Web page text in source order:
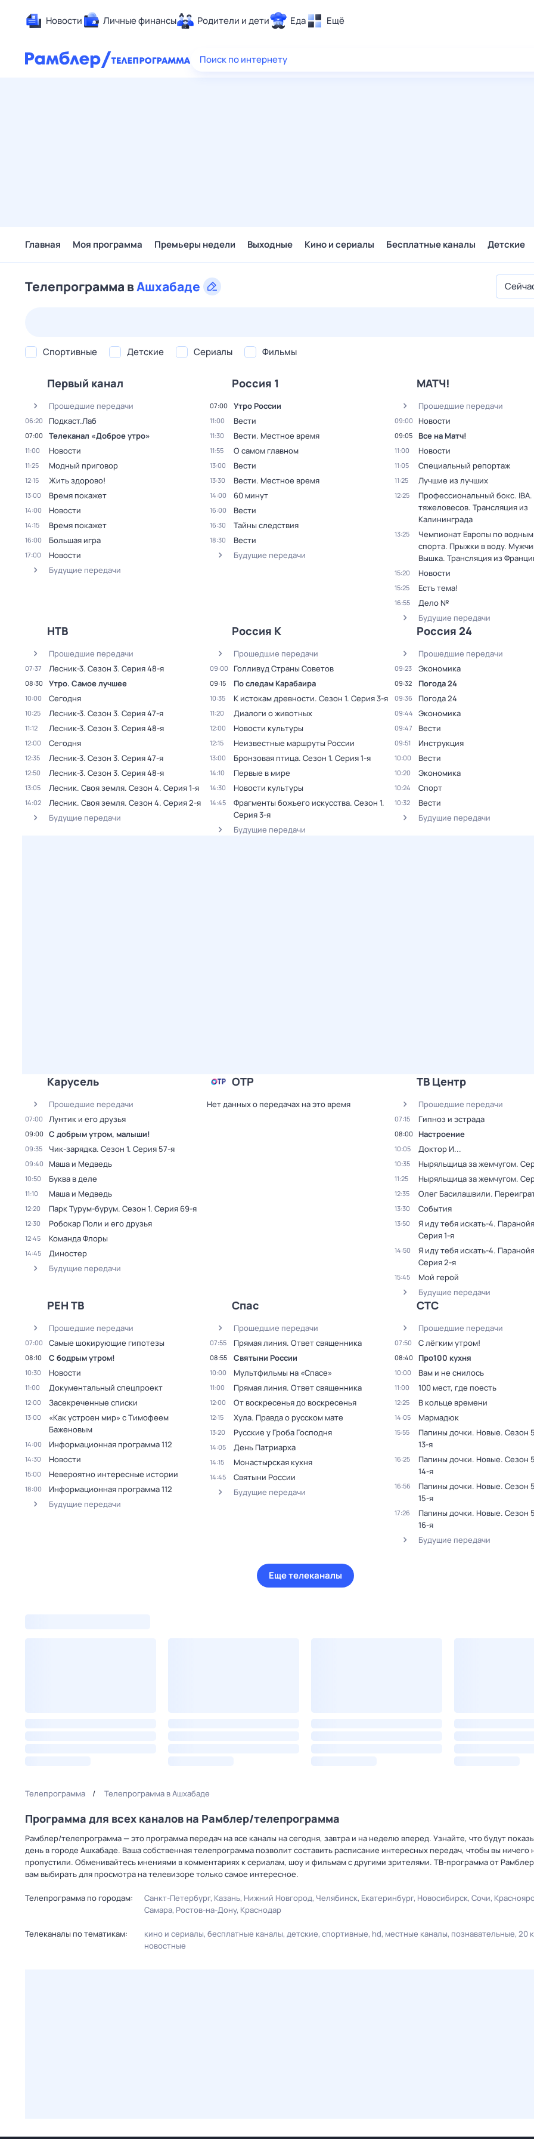
Новости Личные финансы Родители и дети Еда Ещё
Здоровье
Поиск по интернету
Главная Моя программа Премьеры недели Выходные Кино и сериалы Бесплатные каналы Детские
Телепрограмма вАшхабаде
Спортивные Детские Сериалы Фильмы
Первый канал
Прошедшие передачи
06:20 Подкаст.Лаб
07:00 Телеканал «Доброе утро»
11:00 Новости
11:25 Модный приговор
12:15 Жить здорово!
13:00 Время покажет
14:00 Новости
14:15 Время покажет
16:00 Большая игра
17:00
Новости
Будущие передачи
Россия 1
07:00 Утро России
11:00 Вести
11:30 Вести. Местное время
11:55 О самом главном
13:00 Вести
13:30 Вести. Местное время
14:00 60 минут
16:00 Вести
16:30 Тайны следствия
18:30
Вести
Будущие передачи
МАТЧ!
Прошедшие передачи
09:00 Новости
09:05 Все на Матч!
11:00 Новости
11:05 Специальный репортаж
11:25 Лучшие из лучших
12:25
Профессиональный бокс. IBA.
тяжеловесов. Трансляция из
Калининграда
13:25
Чемпионат Европы по
спорта. Прыжки в воду.
Вышка. Трансляция из
15:20 Новости
15:25 Есть тема!
16:55
Дело №
Будущие передачи
НТВ
Прошедшие передачи
07:37 Лесник-3. Сезон 3. Серия 48-я
08:30 Утро. Самое лучшее
10:00 Сегодня
10:25 Лесник-3. Сезон 3. Серия 47-я
11:12 Лесник-3. Сезон 3. Серия 48-я
12:00 Сегодня
12:35 Лесник-3. Сезон 3. Серия 47-я
12:50 Лесник-3. Сезон 3. Серия 48-я
13:05 Лесник. Своя земля. Сезон 4. Серия 1-я
14:02 Лесник. Своя земля. Сезон 4. Серия 2-я
Будущие передачи
Россия К
Прошедшие передачи
09:00 Голливуд Страны Советов
09:15 По следам Карабаира
10:35 К истокам древности. Сезон 1. Серия 3-я
11:20 Диалоги о животных
12:00 Новости культуры
12:15 Неизвестные маршруты России
13:00 Бронзовая птица. Сезон 1. Серия 1-я
14:10 Первые в мире
14:30 Новости культуры
14:45 Фрагменты божьего искусства. Сезон 1.
Серия 3-я
Будущие передачи
Россия 24
Прошедшие передачи
09:23 Экономика
09:32 Погода 24
09:36 Погода 24
09:44 Экономика
09:47 Вести
09:51 Инструкция
10:00 Вести
10:20 Экономика
10:24 Спорт
10:32
Вести
Будущие передачи
Карусель
Прошедшие передачи
07:00 Лунтик и его друзья
09:00 С добрым утром, малыши!
09:35 Чик-зарядка. Сезон 1. Серия 57-я
09:40 Маша и Медведь
10:50 Буква в деле
11:10 Маша и Медведь
12:20 Парк Турум-бурум. Сезон 1. Серия 69-я
12:30 Робокар Поли и его друзья
12:45 Команда Флоры
14:45
Диностер
Будущие передачи
ОТР
Нет данных о передачах на это время
ТВ Центр
Прошедшие передачи
07:15 Гипноз и эстрада
08:00 Настроение
10:05 Доктор И...
10:35 Ныряльщица за жемчугом.
11:25 Ныряльщица за жемчугом.
12:35 Олег Басилашвили.
13:30 События
13:50 Я иду тебя искать-4. Паранойя
Серия 1-я
14:50 Я иду тебя искать-4. Паранойя
Серия 2-я
15:45
Мой герой
Будущие передачи
РЕН ТВ
Прошедшие передачи
07:00 Самые шoкиpующие гипотезы
08:10 С бодрым утром!
10:30 Новости
11:00 Документальный спецпроект
12:00 Заcекрeчeнныe списки
13:00
«Как устроен мир» с Тимофеем
Баженовым
14:00 Информационная программа 112
14:30 Новости
15:00 Невероятно интересные истории
18:00
Информационная программа 112
Будущие передачи
Спас
Прошедшие передачи
07:55 Прямая линия. Ответ священника
08:55 Святыни России
10:00 Мультфильмы на «Спасе»
11:00 Прямая линия. Ответ священника
12:00 От воскресенья до воскресенья
12:15 Хула. Правда о русском мате
13:20 Русские у Гроба Господня
14:05 День Патриарха
14:15 Монастырская кухня
14:45
Святыни России
Будущие передачи
СТС
Прошедшие передачи
07:50 С лёгким утром!
08:40 Пpo100 кухня
10:00 Вам и не снилось
11:00 100 мест, где поесть
12:25 В кольце времени
14:05 Мармадюк
15:55 Папины дочки. Новые. Сезон 5
13-я
16:25 Папины дочки. Новые. Сезон 5
14-я
16:56 Папины дочки. Новые. Сезон 5
15-я
17:26 Папины дочки. Новые. Сезон 5
16-я
Будущие передачи
Еще телеканалы
Телепрограмма Телепрограмма в Ашхабаде
Программа для всех каналов на Рамблер/телепрограмма
Рамблер/телепрограмма — это программа передач на все каналы на сегодня, завтра и на неделю вперед. Узнайте, что будут
день в городе Ашхабаде. Ваша собственная телепрограмма позволит составить расписание интересных передач, чтобы вы ничего
пропустили. Обменивайтесь мнениями в комментариях к сериалам, шоу и фильмам с другими зрителями. ТВ-программа от
вам выбирать для просмотра на телевизоре только самое интересное.
Телепрограмма по городам: Санкт-Петербург Казань Нижний Новгород Челябинск Екатеринбург Новосибирск Сочи
Самара Ростов-на-Дону Краснодар
Телеканалы по тематикам: кино и сериалы бесплатные каналы детские спортивные hd местные каналы познавательные 20
новостные